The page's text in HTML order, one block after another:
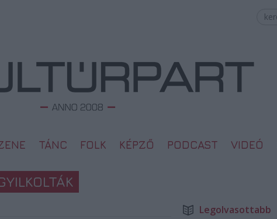
TÁNC FOLK KÉPZŐ PODCAST VIDEÓ
Legolvasottabb